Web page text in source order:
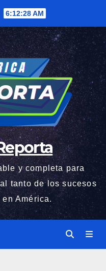
6:12:29 AM
y completa para
tanto de los sucesos
América.